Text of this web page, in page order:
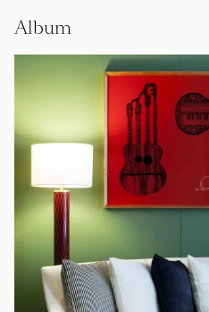
Album